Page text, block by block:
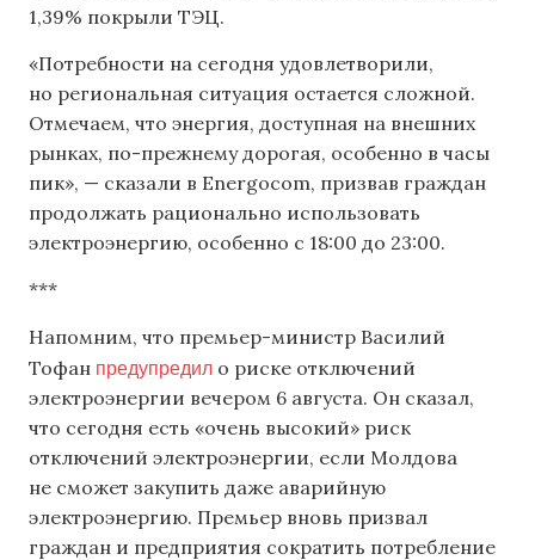
1,39% покрыли ТЭЦ.
«Потребности на сегодня удовлетворили,
но региональная ситуация остается сложной.
Отмечаем, что энергия, доступная на внешних
рынках, по-прежнему дорогая, особенно в часы
пик», — сказали в Energocom, призвав граждан
продолжать рационально использовать
электроэнергию, особенно с 18:00 до 23:00.
***
Напомним, что премьер-министр Василий
Тофан предупредил о риске отключений
электроэнергии вечером 6 августа. Он сказал,
что сегодня есть «очень высокий» риск
отключений электроэнергии, если Молдова
не сможет закупить даже аварийную
электроэнергию. Премьер вновь призвал
граждан и предприятия сократить потребление